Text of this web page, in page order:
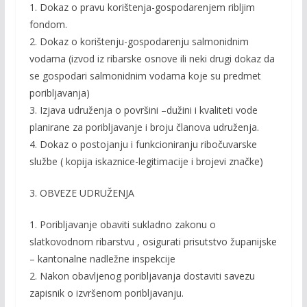
1. Dokaz o pravu korištenja-gospodarenjem ribljim
fondom.
2. Dokaz o korištenju-gospodarenju salmonidnim
vodama (izvod iz ribarske osnove ili neki drugi dokaz da
se gospodari salmonidnim vodama koje su predmet
poribljavanja)
3. Izjava udruženja o površini –dužini i kvaliteti vode
planirane za poribljavanje i broju članova udruženja.
4. Dokaz o postojanju i funkcioniranju ribočuvarske
službe ( kopija iskaznice-legitimacije i brojevi značke)
3. OBVEZE UDRUŽENJA
1. Poribljavanje obaviti sukladno zakonu o
slatkovodnom ribarstvu , osigurati prisutstvo županijske
– kantonalne nadležne inspekcije
2. Nakon obavljenog poribljavanja dostaviti savezu
zapisnik o izvršenom poribljavanju.